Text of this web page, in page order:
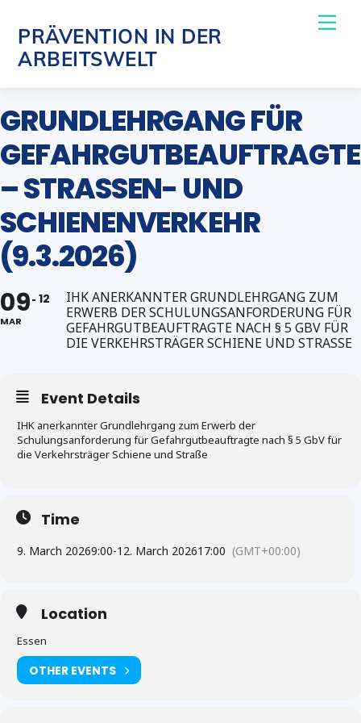
content
PRÄVENTION IN DER
ARBEITSWELT
GRUNDLEHRGANG FÜR
GEFAHRGUTBEAUFTRAGTE
– STRASSEN- UND S
CHIENENVERKEHR (
9.3.2026)
09
MAR
12
IHK ANERKANNTER GRUNDLEHRGANG ZUM
ERWERB DER SCHULUNGSANFORDERUNG FÜR
GEFAHRGUTBEAUFTRAGTE NACH § 5 GBV FÜR
DIE VERKEHRSTRÄGER SCHIENE UND STRASSE
Event Details
IHK anerkannter Grundlehrgang zum Erwerb der
Schulungsanforderung für Gefahrgutbeauftragte nach § 5 GbV für
die Verkehrsträger Schiene und Straße
Time
9. March 20269:00-12. March 202617:00 (GMT+00:00)
Location
Essen
OTHER EVENTS